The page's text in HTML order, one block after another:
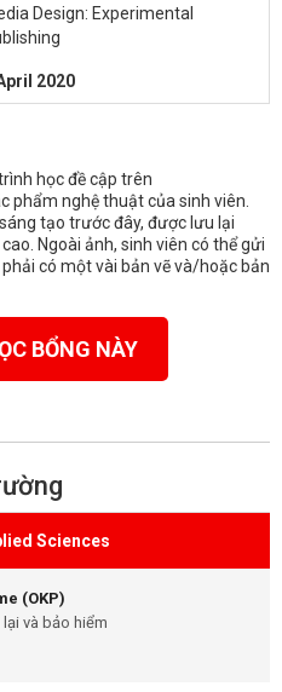
Design: Experimental
2020
học đề cập trên
phẩm nghệ thuật của sinh viên.
tạo trước đây, được lưu lại
Ngoài ảnh, sinh viên có thể gửi
có một vài bản vẽ và/hoặc bản
BỔNG NÀY
Sciences
(OKP)
và bảo hiểm